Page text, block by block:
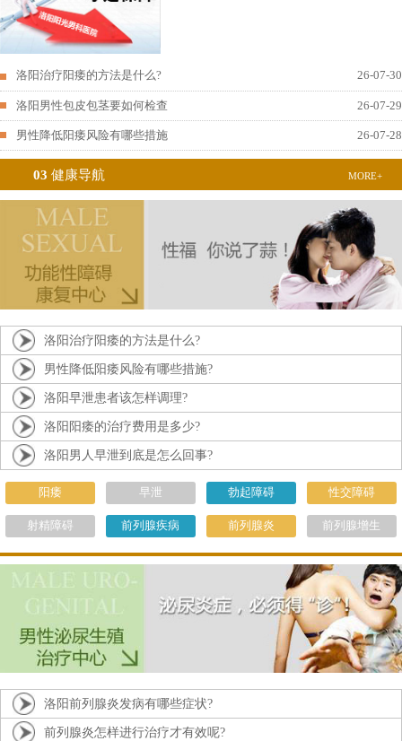
洛阳治疗阳痿的方法是什么? 26-07-30
洛阳男性包皮包茎要如何检查 26-07-29
男性降低阳痿风险有哪些措施 26-07-28
03 健康导航 MORE+
洛阳治疗阳痿的方法是什么?
男性降低阳痿风险有哪些措施?
洛阳早泄患者该怎样调理?
洛阳阳痿的治疗费用是多少?
洛阳男人早泄到底是怎么回事?
阳痿 早泄 勃起障碍 性交障碍
射精障碍 前列腺疾病 前列腺炎 前列腺增生
洛阳前列腺炎发病有哪些症状?
前列腺炎怎样进行治疗才有效呢?